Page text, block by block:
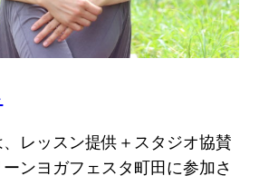
レッスン提供＋スタジオ協賛
ンヨガフェスタ町田に参加さ